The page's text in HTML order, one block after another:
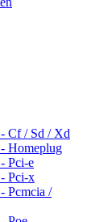
Cf / Sd / Xd
Homeplug
Pci-e
Pci-x
Pcmcia /